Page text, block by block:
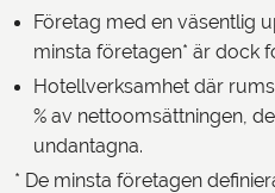
Företag med en väsentlig
minsta företagen* är dock
Hotellverksamhet där
% av nettoomsättningen,
undantagna.
* De minsta företagen